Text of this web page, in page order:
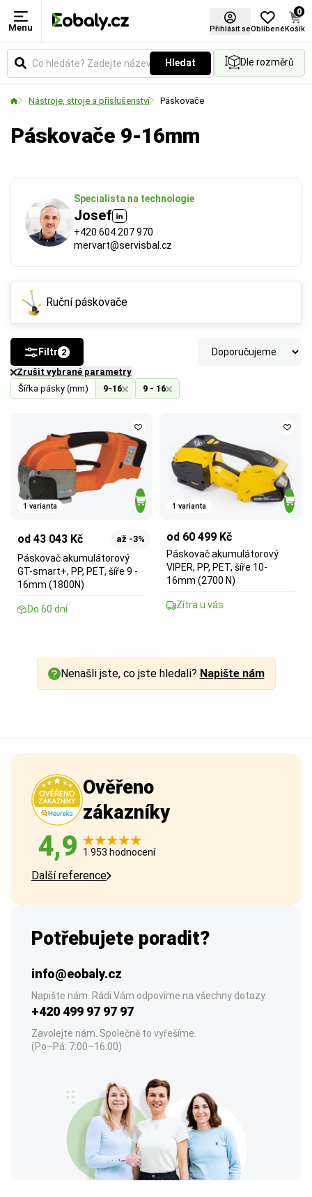
Menu Přihlásit seOblíbené
0
Košík
Hledat Dle rozměrů
Nástroje, stroje a příslušenství Páskovače
Páskovače 9-16mm
Specialista na technologie
Josef
+420 604 207 970
mervart@servisbal.cz
Ruční páskovače
Šířka pásky (mm) 9-16 9 - 16
Zrušit vybrané parametry
Filtr 2
1 varianta
od 43 043 Kč až -3%
Páskovač akumulátorový
GT-smart+, PP, PET, šíře 9 -
16mm (1800N)
Do 60 dní
1 varianta
od 60 499 Kč
Páskovač akumulátorový
VIPER, PP, PET, šíře 10-
16mm (2700 N)
Zítra u vás
Nenašli jste, co jste hledali? Napište nám
Ověřeno
zákazníky
4,9 1 953 hodnocení
Další reference
Potřebujete poradit?
info@eobaly.cz
Napište nám. Rádi Vám odpovíme na všechny dotazy.
+420 499 97 97 97
Zavolejte nám. Společně to vyřešíme.
(Po–Pá: 7:00–16:00)
Šířka pásky (mm)
Udává šířku pásky nebo materiálu v milimetrech.
spoje a velikosti balených předmětů.